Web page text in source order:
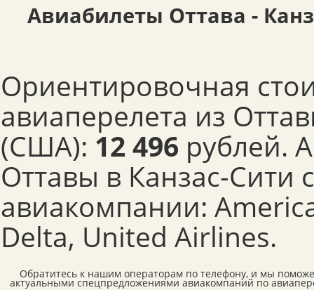
Авиабилеты Оттава -
Ориентировочная
авиаперелета из
(США): 12 496 рублей.
Оттавы в Канзас-Сити
авиакомпании:
Delta, United Airlines.
Обратитесь к нашим операторам по телефону, и мы
актуальными спецпредложениями авиакомпаний по